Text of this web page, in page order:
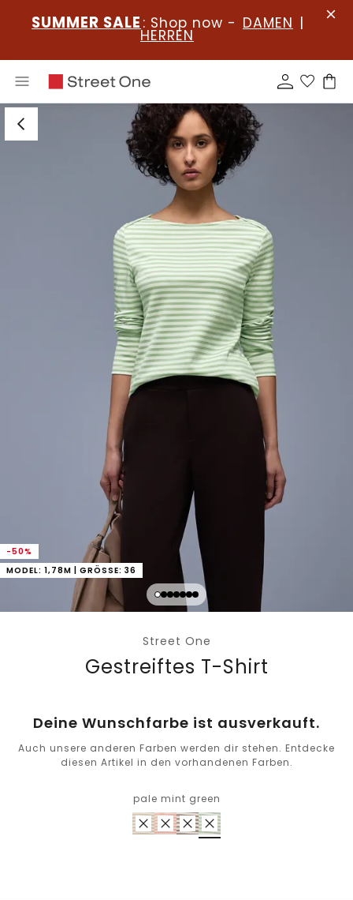
SUMMER SALE : Shop now - DAMEN |
HERREN
-50%
MODEL: 1,78M | GRÖSSE: 36
Street One
Gestreiftes T-Shirt
Deine Wunschfarbe ist ausverkauft.
Auch unsere anderen Farben werden dir stehen. Entdecke
diesen Artikel in den vorhandenen Farben.
pale mint green